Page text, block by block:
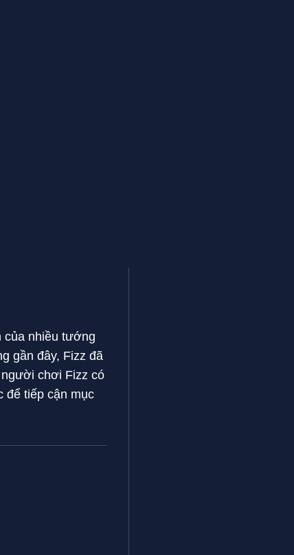
của nhiều tướng
gần đây, Fizz đã
chơi Fizz có
để tiếp cận mục